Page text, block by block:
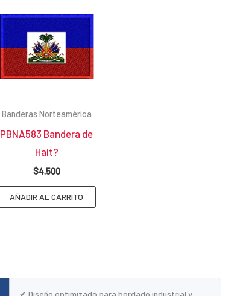
Banderas Norteamérica
PBNA583 Bandera de
Hait?
$4.500
AÑADIR AL CARRITO